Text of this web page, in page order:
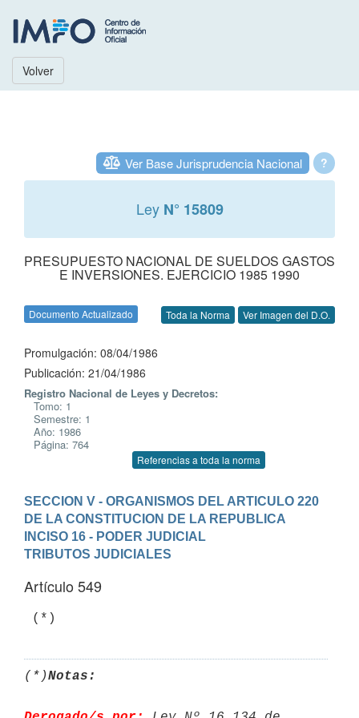
Volver
?
Ver Base Jurisprudencia Nacional
Ley N° 15809
PRESUPUESTO NACIONAL DE SUELDOS GASTOS
E INVERSIONES. EJERCICIO 1985 1990
Documento Actualizado Toda la Norma Ver Imagen del D.O.
Promulgación: 08/04/1986
Publicación: 21/04/1986
Registro Nacional de Leyes y Decretos:
Tomo: 1
Semestre: 1
Año: 1986
Página: 764
Referencias a toda la norma
SECCION V - ORGANISMOS DEL ARTICULO 220
DE LA CONSTITUCION DE LA REPUBLICA
INCISO 16 - PODER JUDICIAL
TRIBUTOS JUDICIALES
Artículo 549
(*)Notas: